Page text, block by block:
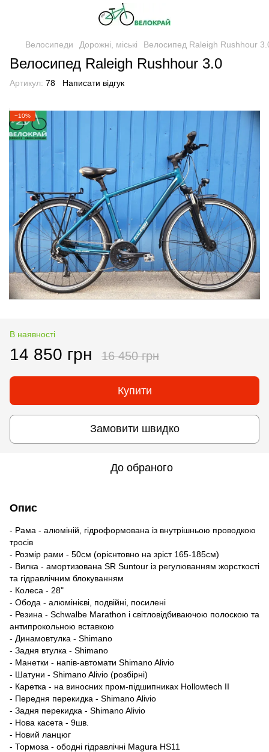
Велосипеди Дорожні, міські Велосипед Raleigh Rushhour
Велосипед Raleigh Rushhour 3.0
Артикул: 78 Написати відгук
−10%
В наявності
14 850 грн 16 450 грн
Купити
Замовити швидко
До обраного
Опис
- Рама - алюміній, гідроформована із внутрішньою проводкою
тросів
- Розмір рами - 50см (орієнтовно на зріст 165-185см)
- Вилка - амортизована SR Suntour із регулюванням жорсткості
та гідравлічним блокуванням
- Колеса - 28"
- Обода - алюмінієві, подвійні, посилені
- Резина - Schwalbe Marathon і світловідбиваючою полоскою та
антипрокольною вставкою
- Динамовтулка - Shimano
- Задня втулка - Shimano
- Манетки - напів-автомати Shimano Alivio
- Шатуни - Shimano Alivio (розбірні)
- Каретка - на виносних пром-підшипниках Hollowtech II
- Передня перекидка - Shimano Alivio
- Задня перекидка - Shimano Alivio
- Нова касета - 9шв.
- Новий ланцюг
- Тормоза - ободні гідравлічні Magura HS11